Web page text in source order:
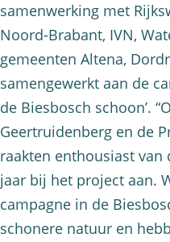
samenwerking met
Noord-Brabant, IVN,
gemeenten Altena,
samengewerkt aan de
de Biesbosch schoon’.
Geertruidenberg en de
raakten enthousiast van
jaar bij het project aan.
campagne in de
schonere natuur en